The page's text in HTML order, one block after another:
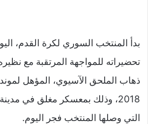
بدأ المنتخب السوري لكرة القدم،
تحضيراته للمواجهة المرتقبة مع
ذهاب الملحق الآسيوي، المؤهل
2018، وذلك بمعسكر مغلق في مدينة
التي وصلها المنتخب فجر اليوم.